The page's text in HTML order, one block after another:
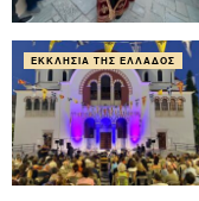
ΕΚΚΛΗΣΊΑ ΤΗΣ ΕΛΛΆΔΟΣ